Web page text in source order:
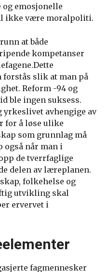
og emosjonelle
ikke være moralpoliti.
at både
kompetanser
forstås slik at man på
Reform -94 og
ble ingen suksess.
yrkeslivet avhengige av
å løse ulike
som grunnlag må
når man i
de tverrfaglige
delen av læreplanen.
folkehelse og
utvikling skal
ervervet i
fagmennesker